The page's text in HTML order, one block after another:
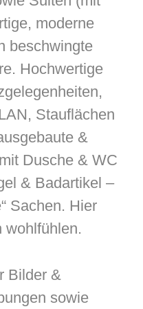
moderne
beschwingte
Hochwertige
Stauflächen
&
Dusche & WC
& Badartikel –
Sachen. Hier
wohlfühlen.
Bilder &
sowie